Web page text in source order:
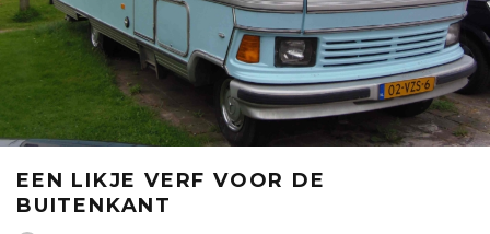
EEN LIKJE VERF VOOR DE
BUITENKANT